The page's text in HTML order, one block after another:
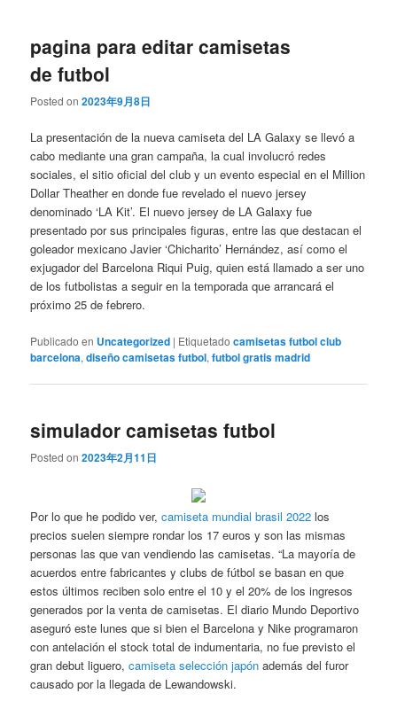
pagina para editar camisetas
de futbol
Posted on2023年9月8日
La presentación de la nueva camiseta del LA Galaxy se llevó a
cabo mediante una gran campaña, la cual involucró redes
sociales, el sitio oficial del club y un evento especial en el Million
Dollar Theather en donde fue revelado el nuevo jersey
denominado ‘LA Kit’. El nuevo jersey de LA Galaxy fue
presentado por sus principales figuras, entre las que destacan el
goleador mexicano Javier ‘Chicharito’ Hernández, así como el
exjugador del Barcelona Riqui Puig, quien está llamado a ser uno
de los futbolistas a seguir en la temporada que arrancará el
próximo 25 de febrero.
Publicado en Uncategorized | Etiquetado camisetas futbol club
barcelona,diseño camisetas futbol,futbol gratis madrid
simulador camisetas futbol
Posted on2023年2月11日
Por lo que he podido ver,camiseta mundial brasil 2022 los
precios suelen siempre rondar los 17 euros y son las mismas
personas las que van vendiendo las camisetas. “La mayoría de
acuerdos entre fabricantes y clubs de fútbol se basan en que
estos últimos reciben solo entre el 10 y el 20% de los ingresos
generados por la venta de camisetas. El diario Mundo Deportivo
aseguró este lunes que si bien el Barcelona y Nike programaron
con antelación el stock total de indumentaria, no fue previsto el
gran debut liguero,camiseta selección japón además del furor
causado por la llegada de Lewandowski.